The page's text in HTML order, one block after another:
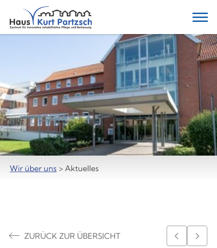
Hauptmenü
Zum
Inhalt
Zur
Blätter-
Navigation
Wir über uns > Aktuelles
ZURÜCK ZUR ÜBERSICHT